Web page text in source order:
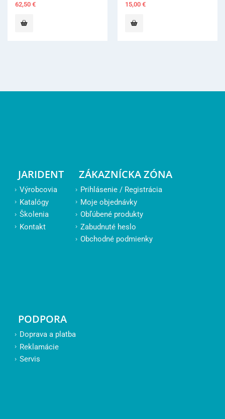
15,00 27,80
JARIDENT
Výrobcovia
Katalógy
Školenia
Kontakt
ZÁKAZNÍCKA ZÓNA
Prihlásenie / Registrácia
Moje objednávky
Obľúbené produkty
Zabudnuté heslo
Obchodné podmienky
PODPORA
Doprava a platba
Reklamácie
Servis